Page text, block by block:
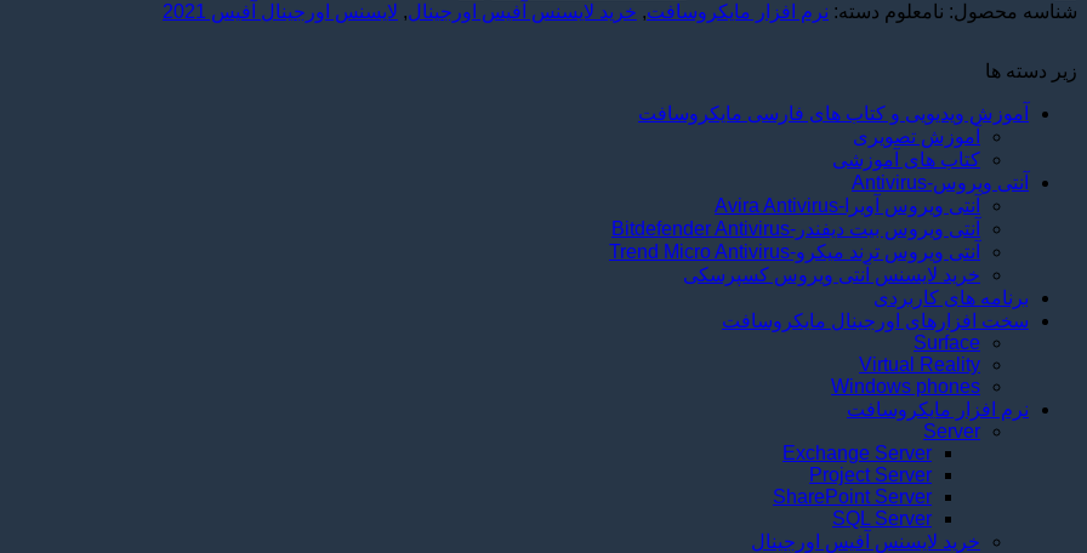
شناسه محصول: نامعلوم دسته: نرم افزار مایکروسافت, خرید لایسنس آفیس اورجینال, لايسنس اورجینال آفیس 2021
زیر دسته ها
آموزش ویدیویی و کتاب های فارسی مایکروسافت
آموزش تصویری
کتاب های آموزشی
آنتی ویروس-Antivirus
آنتی ويروس آویرا-Avira Antivirus
آنتی ويروس بیت دیفندر-Bitdefender Antivirus
آنتی ویروس ترند میکرو-Trend Micro Antivirus
خرید لایسنس آنتی ويروس کسپرسکی
برنامه های کاربردی
سخت افزارهای اورجینال مایکروسافت
Surface
Virtual Reality
Windows phones
نرم افزار مایکروسافت
Server
Exchange Server
Project Server
SharePoint Server
SQL Server
خرید لایسنس آفیس اورجینال